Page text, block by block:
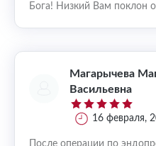
Бога! Низкий Вам поклон
Магарычева
Васильевна
16 февраля,
После операции по